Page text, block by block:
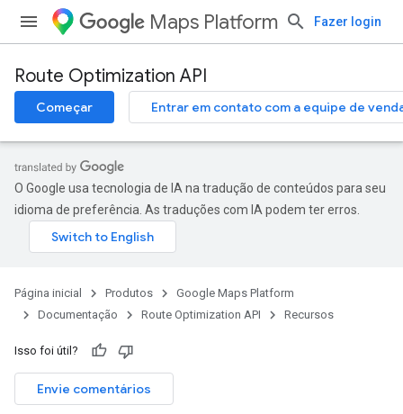
Maps Platform Fazer login
Route Optimization API
Começar Entrar em contato com a equipe de
O Google usa tecnologia de IA na tradução de conteúdos para seu
idioma de preferência. As traduções com IA podem ter erros.
Página inicial Produtos
Google Maps Platform
Documentação
Route Optimization API Recursos
Isso foi útil?
Envie comentários